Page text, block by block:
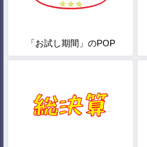
「お試し期間」のPOP